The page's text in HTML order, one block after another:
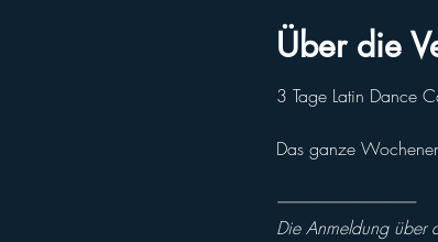
Über die
3 Tage Latin Dance
Das ganze
------------------------------------------
Die Anmeldung über